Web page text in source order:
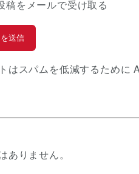
稿をメールで受け取る
はスパムを低減するために
ありません。